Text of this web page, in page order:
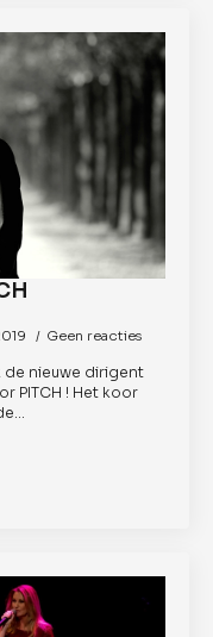
Geen reacties
de nieuwe dirigent
PITCH ! Het koor